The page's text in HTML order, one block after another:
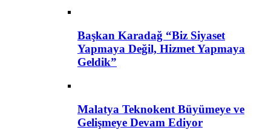
Başkan Karadağ “Biz Siyaset
Yapmaya Değil, Hizmet Yapmaya
Geldik”
Malatya Teknokent Büyümeye ve
Gelişmeye Devam Ediyor